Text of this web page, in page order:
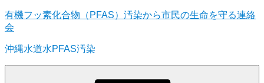
コ
ン
ン
ツ
有機フッ素化合物（PFAS）汚染から市民の生命を守る連絡
会
沖縄水道水PFAS汚染